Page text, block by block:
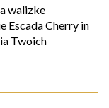
walizke
Escada Cherry in
Twoich